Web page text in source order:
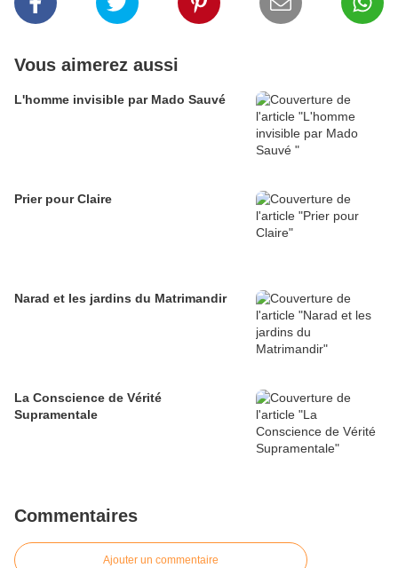
Vous aimerez aussi
L'homme invisible par Mado Sauvé
Prier pour Claire
Narad et les jardins du Matrimandir
La Conscience de Vérité
Supramentale
Commentaires
Ajouter un commentaire